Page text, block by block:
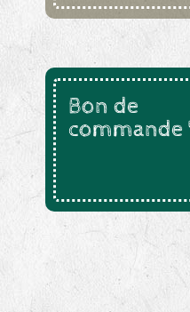
Bon de